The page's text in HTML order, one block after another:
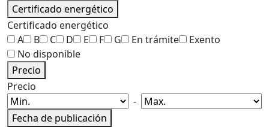
Certificado energético
Certificado energético
A
B C D E F G En trámite
Exento
No disponible
Precio
Precio
-
Fecha de publicación